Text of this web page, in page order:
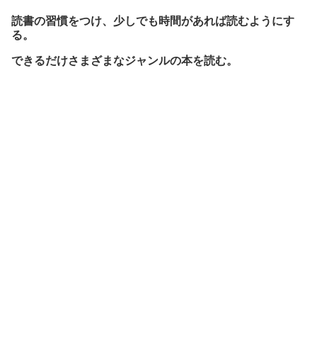
読書の習慣をつけ、少しでも時間があれば読むようにす
る。
できるだけさまざまなジャンルの本を読む。